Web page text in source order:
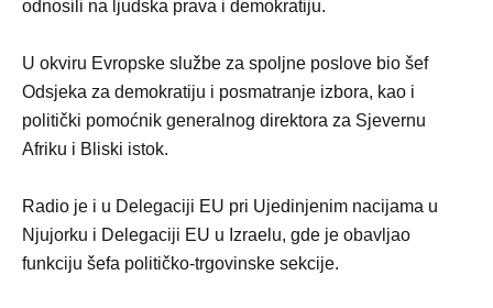
odnosili na ljudska prava i demokratiju.
U okviru Evropske službe za spoljne poslove bio šef
Odsjeka za demokratiju i posmatranje izbora, kao i
politički pomoćnik generalnog direktora za Sjevernu
Afriku i Bliski istok.
Radio je i u Delegaciji EU pri Ujedinjenim nacijama u
Njujorku i Delegaciji EU u Izraelu, gde je obavljao
funkciju šefa političko-trgovinske sekcije.